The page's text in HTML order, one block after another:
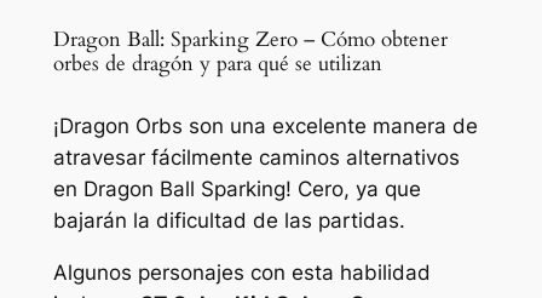
Dragon Ball: Sparking Zero – Cómo obtener
orbes de dragón y para qué se utilizan
¡Dragon Orbs son una excelente manera de
atravesar fácilmente caminos alternativos
en Dragon Ball Sparking! Cero, ya que
bajarán la dificultad de las partidas.
Algunos personajes con esta habilidad